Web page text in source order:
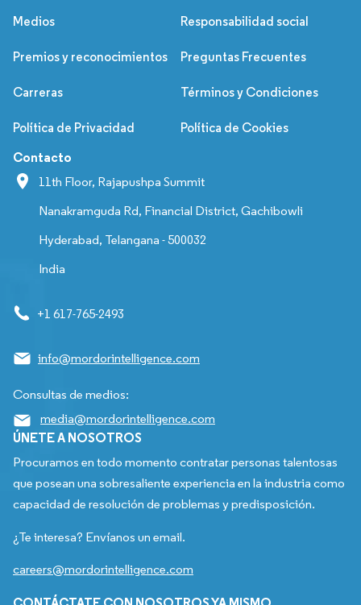
Medios Responsabilidad social
Premios y reconocimientos Preguntas Frecuentes
Carreras Términos y Condiciones
Política de Privacidad Política de Cookies
Contacto
11th Floor, Rajapushpa Summit
Nanakramguda Rd, Financial District, Gachibowli
Hyderabad, Telangana - 500032
India
+1 617-765-2493
info@mordorintelligence.com
Consultas de medios:
media@mordorintelligence.com
ÚNETE A NOSOTROS
Procuramos en todo momento contratar personas talentosas
que posean una sobresaliente experiencia en la industria como
capacidad de resolución de problemas y predisposición.
¿Te interesa? Envíanos un email.
careers@mordorintelligence.com